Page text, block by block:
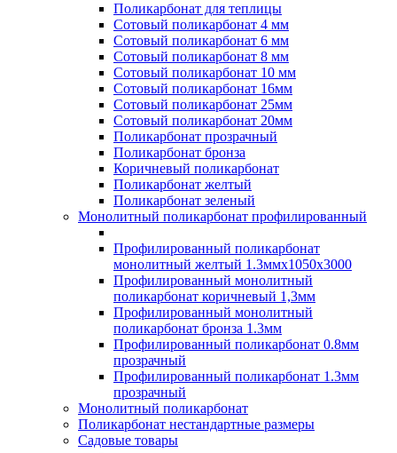
Поликарбонат для теплицы
Сотовый поликарбонат 4 мм
Сотовый поликарбонат 6 мм
Сотовый поликарбонат 8 мм
Сотовый поликарбонат 10 мм
Сотовый поликарбонат 16мм
Сотовый поликарбонат 25мм
Сотовый поликарбонат 20мм
Поликарбонат прозрачный
Поликарбонат бронза
Коричневый поликарбонат
Поликарбонат желтый
Поликарбонат зеленый
Монолитный поликарбонат профилированный
Профилированный поликарбонат
монолитный желтый 1.3ммх1050х3000
Профилированный монолитный
поликарбонат коричневый 1,3мм
Профилированный монолитный
поликарбонат бронза 1.3мм
Профилированный поликарбонат 0.8мм
прозрачный
Профилированный поликарбонат 1.3мм
прозрачный
Монолитный поликарбонат
Поликарбонат нестандартные размеры
Садовые товары